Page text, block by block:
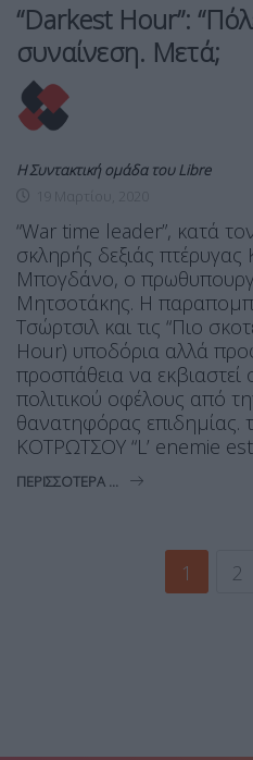
“Darkest Hour”:
συναίνεση. Μετά;
Η Συντακτική ομάδα του Libre
“War time leader”, κατά
σκληρής δεξιάς πτέρυγας
Μπογδάνο, ο
Μητσοτάκης. Η
Τσώρτσιλ και τις “Πιο
Hour) υποδόρια αλλά
προσπάθεια να
πολιτικού οφέλους από
θανατηφόρας επιδημίας.
ΚΟΤΡΩΤΣΟΥ “L’ enemie
ΠΕΡΙΣΣΌΤΕΡΑ ...
1 2